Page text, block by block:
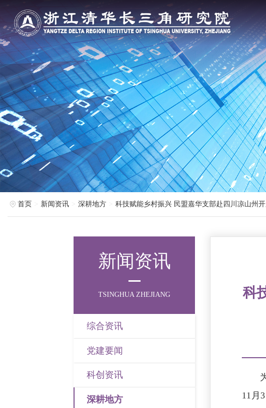
首页 新闻资讯 深耕地方 科技赋能乡村振兴 民盟嘉华支部赴四川凉山州
新闻资讯
TSINGHUA ZHEJIANG
综合资讯
党建要闻
科创资讯
深耕地方
科
11月